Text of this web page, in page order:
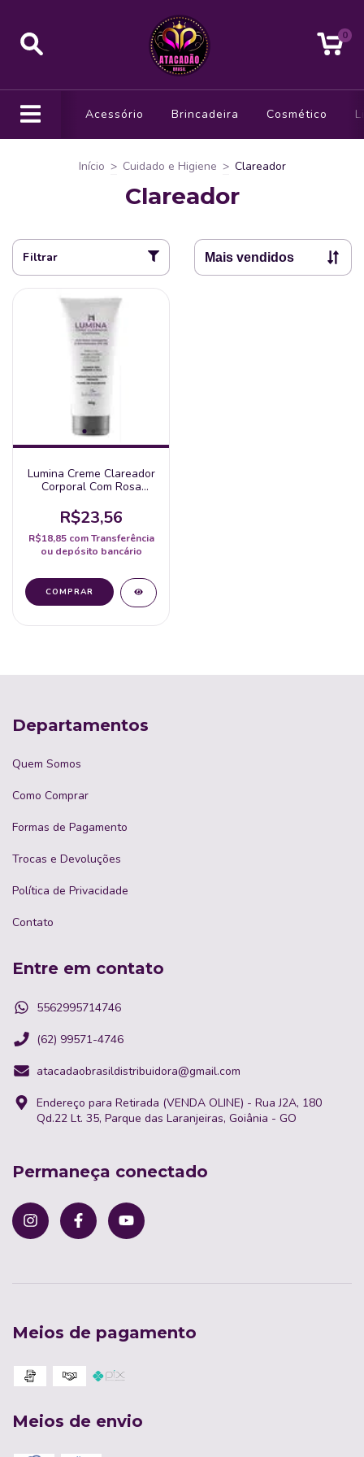
0
Acessório Brincadeira Cosmético
Início > Cuidado e Higiene > Clareador
Clareador
Filtrar
Lumina Creme Clareador
Corporal Com Rosa
60G Sofisticatto
R$23,56
R$18,85 com Transferência
ou depósito bancário
Departamentos
Quem Somos
Como Comprar
Formas de Pagamento
Trocas e Devoluções
Política de Privacidade
Contato
Entre em contato
5562995714746
(62) 99571-4746
atacadaobrasildistribuidora@gmail.com
Endereço para Retirada (VENDA OLINE) - Rua J2A, 180
Qd.22 Lt. 35, Parque das Laranjeiras, Goiânia - GO
Permaneça conectado
Meios de pagamento
Meios de envio